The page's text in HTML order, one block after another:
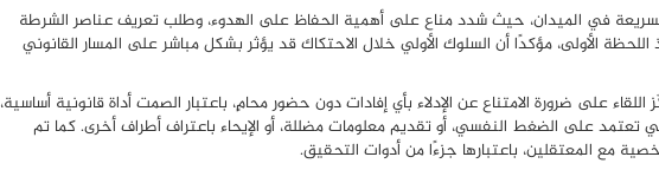
في الميدان، حيث شدد مناع على أهمية الحفاظ على الهدوء، وطلب تعريف عناصر الشرطة
الأولى، مؤكدًا أن السلوك الأولي خلال الاحتكاك قد يؤثر بشكل مباشر على المسار القانوني
على ضرورة الامتناع عن الإدلاء بأي إفادات دون حضور محامٍ، باعتبار الصمت أداة قانونية أساسية،
على الضغط النفسي، أو تقديم معلومات مضللة، أو الإيحاء باعتراف أطراف أخرى. كما تم
مع المعتقلين، باعتبارها جزءًا من أدوات التحقيق.